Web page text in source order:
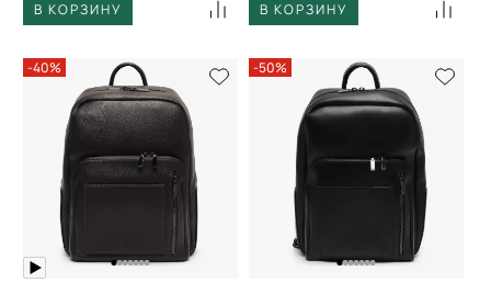
В КОРЗИНУ
В КОРЗИНУ
-40% -50%